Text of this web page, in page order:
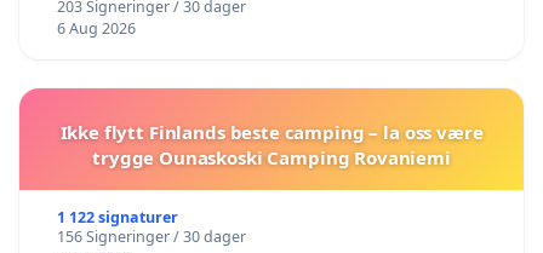
203 Signeringer / 30 dager
6 Aug 2026
Ikke flytt Finlands beste camping – la oss være
trygge Ounaskoski Camping Rovaniemi
1 122 signaturer
156 Signeringer / 30 dager